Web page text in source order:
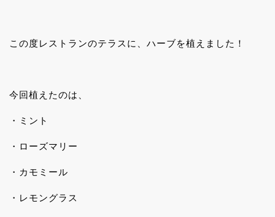
この度レストランのテラスに、ハーブを植えました！
今回植えたのは、
・ミント
・ローズマリー
・カモミール
・レモングラス